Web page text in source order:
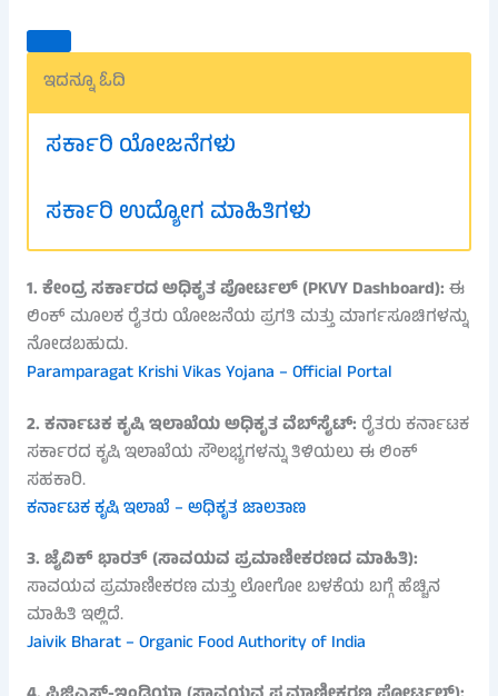
ಇದನ್ನೂ ಓದಿ
ಸರ್ಕಾರಿ ಯೋಜನೆಗಳು
ಸರ್ಕಾರಿ ಉದ್ಯೋಗ ಮಾಹಿತಿಗಳು
1. ಕೇಂದ್ರ ಸರ್ಕಾರದ ಅಧಿಕೃತ ಪೋರ್ಟಲ್ (PKVY Dashboard):ಈ
ಲಿಂಕ್ ಮೂಲಕ ರೈತರು ಯೋಜನೆಯ ಪ್ರಗತಿ ಮತ್ತು ಮಾರ್ಗಸೂಚಿಗಳನ್ನು
ನೋಡಬಹುದು.
Paramparagat Krishi Vikas Yojana – Official Portal
2. ಕರ್ನಾಟಕ ಕೃಷಿ ಇಲಾಖೆಯ ಅಧಿಕೃತ ವೆಬ್‌ಸೈಟ್: ರೈತರು ಕರ್ನಾಟಕ
ಸರ್ಕಾರದ ಕೃಷಿ ಇಲಾಖೆಯ ಸೌಲಭ್ಯಗಳನ್ನು ತಿಳಿಯಲು ಈ ಲಿಂಕ್
ಸಹಕಾರಿ.
ಕರ್ನಾಟಕ ಕೃಷಿ ಇಲಾಖೆ – ಅಧಿಕೃತ ಜಾಲತಾಣ
3. ಜೈವಿಕ್ ಭಾರತ್ (ಸಾವಯವ ಪ್ರಮಾಣೀಕರಣದ ಮಾಹಿತಿ):
ಸಾವಯವ ಪ್ರಮಾಣೀಕರಣ ಮತ್ತು ಲೋಗೋ ಬಳಕೆಯ ಬಗ್ಗೆ ಹೆಚ್ಚಿನ
ಮಾಹಿತಿ ಇಲ್ಲಿದೆ.
Jaivik Bharat – Organic Food Authority of India